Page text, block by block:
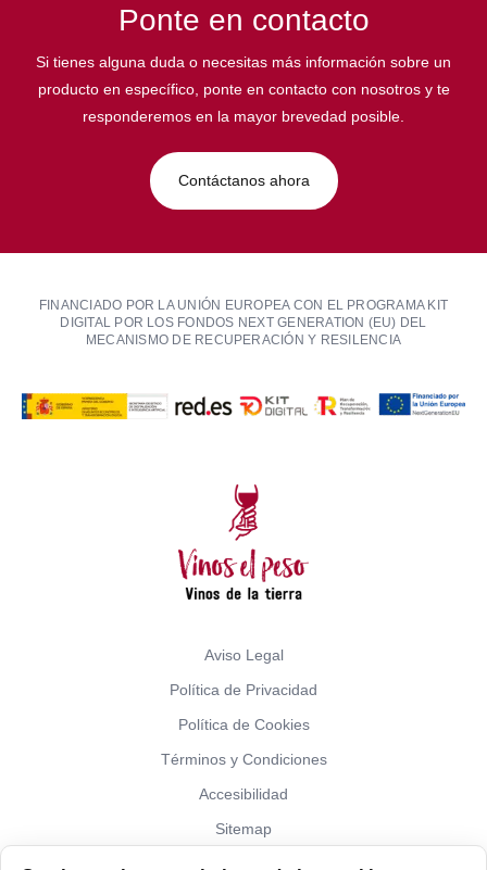
Ponte en contacto
Si tienes alguna duda o necesitas más información sobre un
producto en específico, ponte en contacto con nosotros y te
responderemos en la mayor brevedad posible.
Contáctanos ahora
FINANCIADO POR LA UNIÓN EUROPEA CON EL PROGRAMA KIT
DIGITAL POR LOS FONDOS NEXT GENERATION (EU) DEL
MECANISMO DE RECUPERACIÓN Y RESILENCIA
Aviso Legal
Política de Privacidad
Política de Cookies
Términos y Condiciones
Accesibilidad
Sitemap